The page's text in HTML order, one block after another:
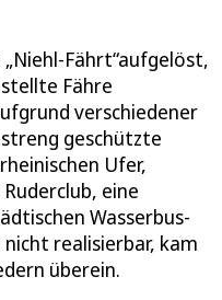
Fährt“aufgelöst,
Fähre
verschiedener
geschützte
Ufer,
eine
Wasserbus-
realisierbar, kam
überein.